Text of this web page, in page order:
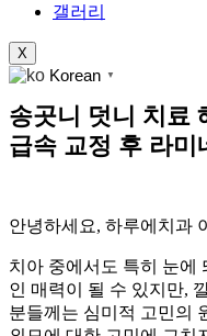
갤러리
X
Korean ▼
송곳니 덧니 치료
급속 교정 후 라미
안녕하세요, 하루에치과
치아 중에서도 특히 눈에
인 매력이 될 수 있지만,
분들께는 심미적 고민의